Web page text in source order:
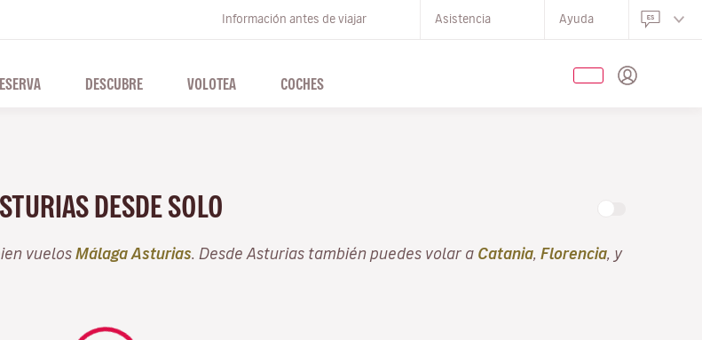
Información antes de viajar Asistencia Ayuda
DESCUBRE VOLOTEA COCHES
DESDE SOLO
vuelos Málaga Asturias . Desde Asturias también puedes volar a Catania Florencia , y